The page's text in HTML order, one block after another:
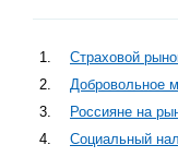
1. Страховой
2.
Добровольное
3.
Россияне на
4.
Социальный